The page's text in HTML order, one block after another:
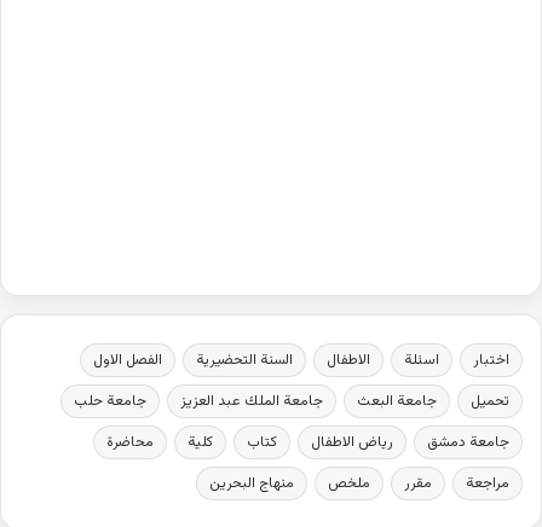
اختبار اسئلة الاطفال السنة التحضيرية
الفصل الاول
تحميل
جامعة البعث جامعة الملك عبد العزيز
جامعة حلب
جامعة دمشق
رياض الاطفال كتاب كلية
محاضرة
مراجعة
مقرر ملخص منهاج البحرين